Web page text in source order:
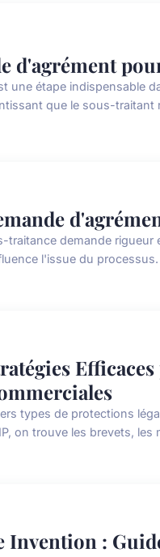
d'agrément
une étape indispensable
que le sous-traitant
traitance demande
l'issue du
types de protections
on trouve les brevets, les
Invention :